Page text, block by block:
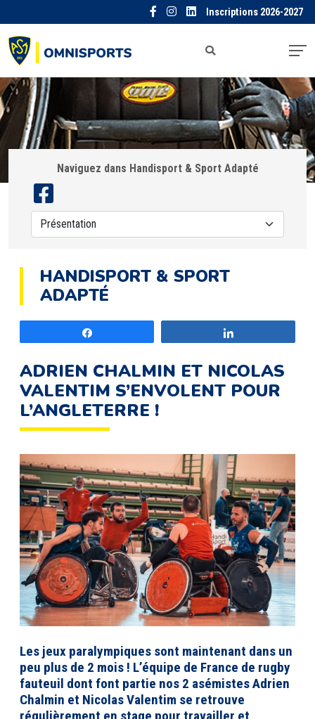
Inscriptions 2026-2027
Naviguez dans Handisport & Sport Adapté
HANDISPORT & SPORT
ADAPTÉ
ADRIEN CHALMIN ET NICOLAS
VALENTIM S’ENVOLENT POUR
L’ANGLETERRE !
Les jeux paralympiques sont maintenant dans un
peu plus de 2 mois ! L’équipe de France de rugby
fauteuil dont font partie nos 2 asémistes Adrien
Chalmin et Nicolas Valentim se retrouve